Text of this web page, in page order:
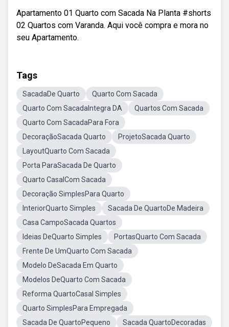
Apartamento 01 Quarto com Sacada Na Planta #shorts
02 Quartos com Varanda. Aqui você compra e mora no
seu Apartamento.
Tags
SacadaDe Quarto
Quarto Com Sacada
Quarto Com SacadaIntegra DA
Quartos Com Sacada
Quarto Com SacadaPara Fora
DecoraçãoSacada Quarto
ProjetoSacada Quarto
LayoutQuarto Com Sacada
Porta ParaSacada De Quarto
Quarto CasalCom Sacada
Decoração SimplesPara Quarto
InteriorQuarto Simples
Sacada De QuartoDe Madeira
Casa CampoSacada Quartos
Ideias DeQuarto Simples
PortasQuarto Com Sacada
Frente De UmQuarto Com Sacada
Modelo DeSacada Em Quarto
Modelos DeQuarto Com Sacada
Reforma QuartoCasal Simples
Quarto SimplesPara Empregada
Sacada De QuartoPequeno
Sacada QuartoDecoradas